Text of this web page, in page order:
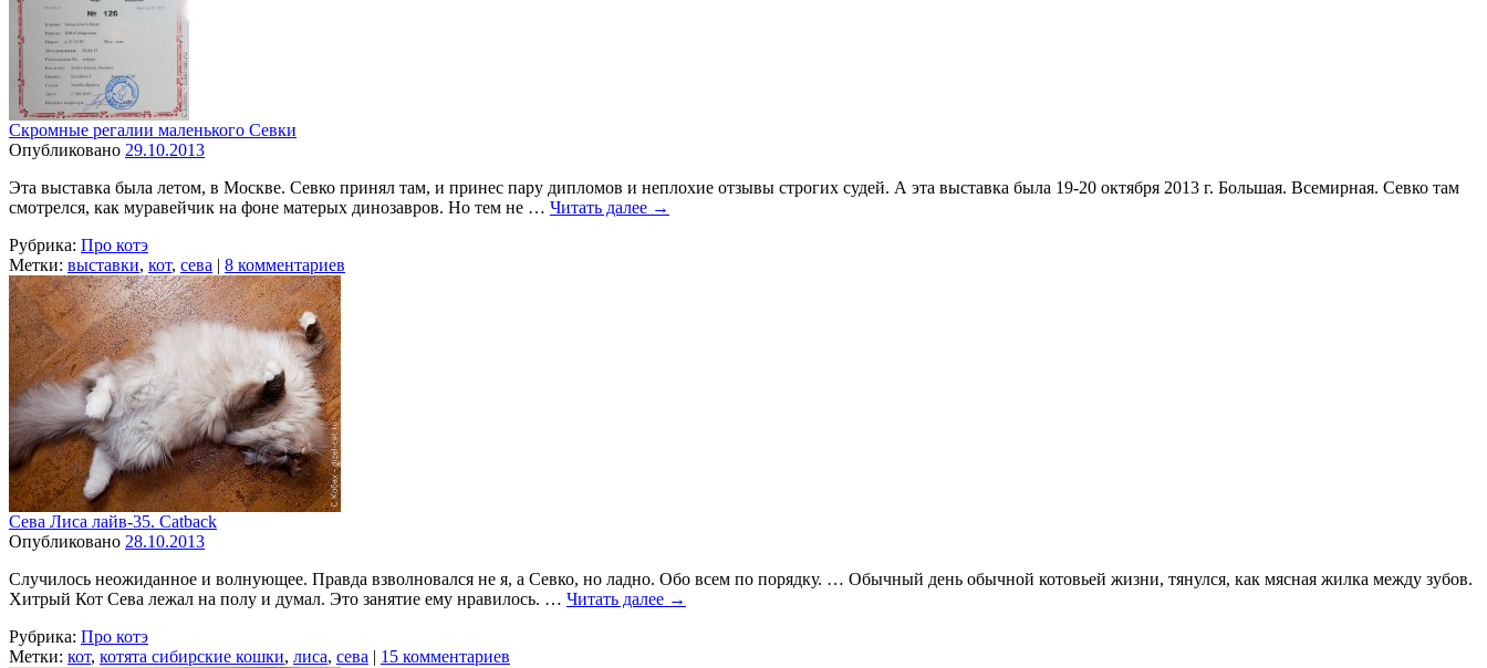
Скромные регалии маленького Севки
Опубликовано 29.10.2013
Эта выставка была летом, в Москве. Севко принял там, и принес пару дипломов и неплохие отзывы строгих судей. А эта выставка была 19-20 октября 2013 г. Большая. Всемирная. Севко там
смотрелся, как муравейчик на фоне матерых динозавров. Но тем не … Читать далее →
Рубрика: Про котэ
Метки: выставки, кот, сева | 8 комментариев
Сева Лиса лайв-35. Catback
Опубликовано 28.10.2013
Случилось неожиданное и волнующее. Правда взволновался не я, а Севко, но ладно. Обо всем по порядку. … Обычный день обычной котовьей жизни, тянулся, как мясная жилка между зубов.
Хитрый Кот Сева лежал на полу и думал. Это занятие ему нравилось. … Читать далее →
Рубрика: Про котэ
Метки: кот, котята сибирские кошки, лиса, сева | 15 комментариев